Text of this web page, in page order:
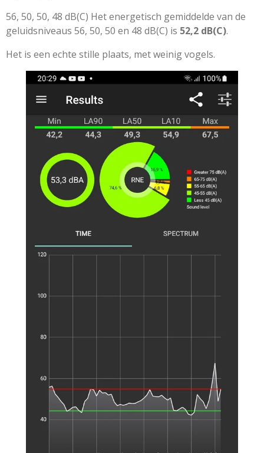
56, 50, 50, 48 dB(C) Het energetisch gemiddelde van de
geluidsniveaus 56, 50, 50 en 48 dB(C) is 52,2 dB(C).
Het is een echte stille plaats, met weinig vogels.